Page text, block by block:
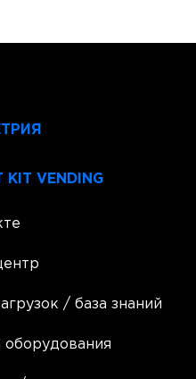
VENDING
/ база знаний
оборудования